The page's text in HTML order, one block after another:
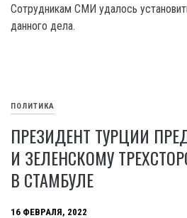
Сотрудникам СМИ удалось
данного дела.
ПОЛИТИКА
ПРЕЗИДЕНТ ТУРЦИИ
И ЗЕЛЕНСКОМУ
В СТАМБУЛЕ
16 ФЕВРАЛЯ, 2022